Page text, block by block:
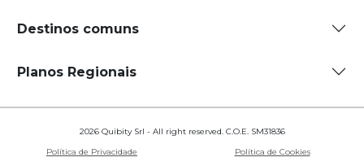
Destinos comuns
Planos Regionais
2026 Quibity Srl - All right reserved. C.O.E. SM31836
Política de Privacidade
Política de Cookies